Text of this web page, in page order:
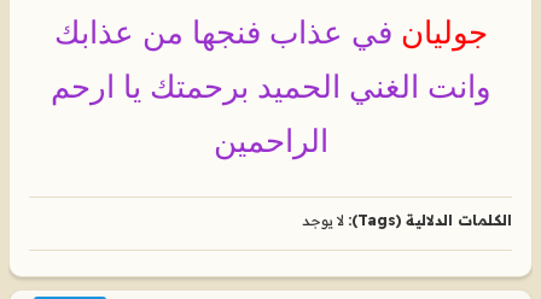
جوليان في عذاب فنجها من عذابك
وانت الغني الحميد برحمتك يا ارحم
الراحمين
الكلمات الدلالية (Tags): لا يوجد